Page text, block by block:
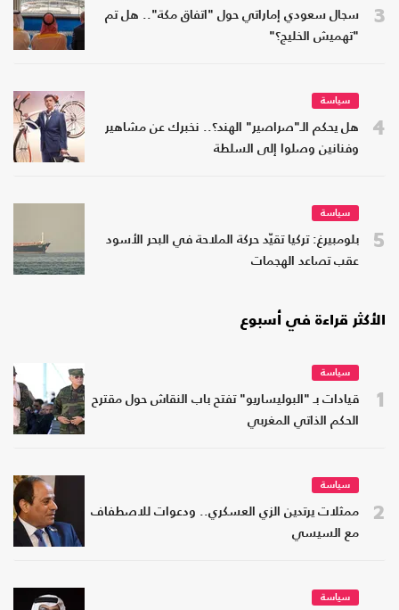
3
سجال سعودي إماراتي حول "اتفاق مكة".. هل تم
"تهميش الخليج؟"
4
سياسة
هل يحكم الـ"صراصير" الهند؟.. نخبرك عن مشاهير
وفنانين وصلوا إلى السلطة
5
سياسة
بلومبيرغ: تركيا تقيّد حركة الملاحة في البحر الأسود
عقب تصاعد الهجمات
الأكثر قراءة في أسبوع
1
سياسة
قيادات بـ "البوليساريو" تفتح باب النقاش حول مقترح
الحكم الذاتي المغربي
2
سياسة
ممثلات يرتدين الزي العسكري.. ودعوات للاصطفاف
مع السيسي
سياسة